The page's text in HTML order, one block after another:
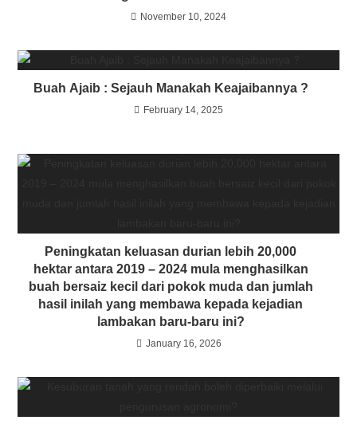
November 10, 2024
Buah Ajaib : Sejauh Manakah Keajaibannya ?
February 14, 2025
Peningkatan keluasan durian lebih 20,000
hektar antara 2019 – 2024 mula menghasilkan
buah bersaiz kecil dari pokok muda dan jumlah
hasil inilah yang membawa kepada kejadian
lambakan baru-baru ini?
January 16, 2026